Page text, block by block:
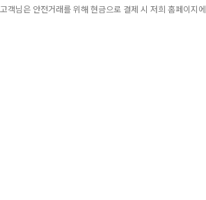
[Weekly 시네마]“오
고객님은 안전거래를 위해 현금으로 결제 시 저희 홈페이지